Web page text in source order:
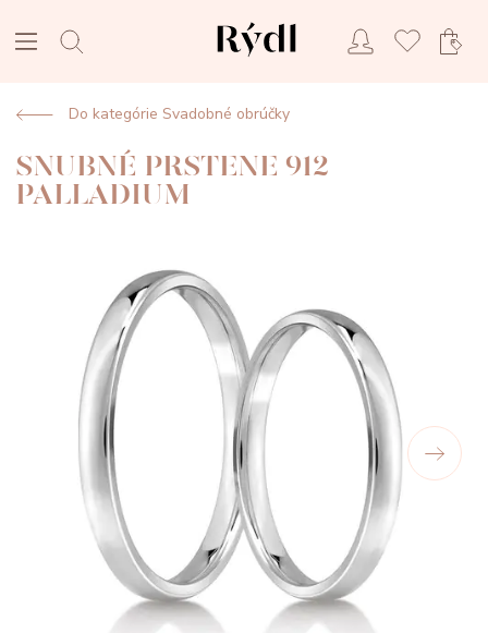
Do kategórie Svadobné obrúčky
SNUBNÉ PRSTENE 912
PALLADIUM